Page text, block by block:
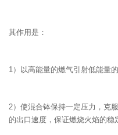
其作用是：
1）以高能量的燃气引射低能量
2）使混合钵保持一定压力，克
的出口速度，保证燃烧火焰的稳